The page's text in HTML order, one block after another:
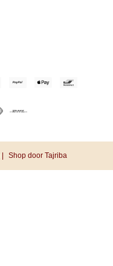
Shop door Tajriba